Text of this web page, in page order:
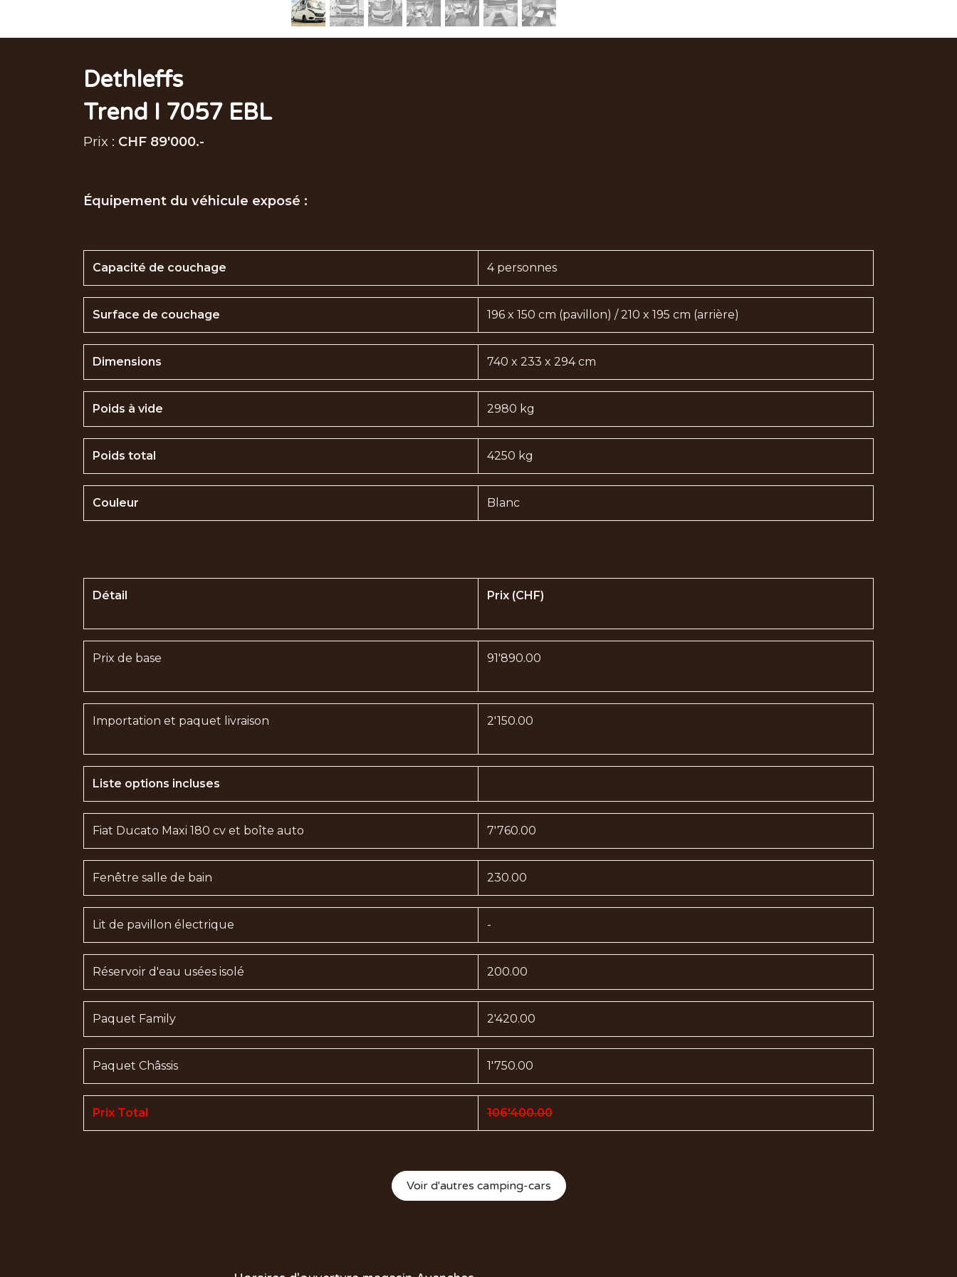
Dethleffs
Trend I 7057 EBL
Prix : CHF 89'000.-
Équipement du véhicule exposé :
Capacité de couchage 4 personnes
Surface de couchage 196 x 150 cm (pavillon) / 210 x 195 cm (arrière)
Dimensions 740 x 233 x 294 cm
Poids à vide 2980 kg
Poids total 4250 kg
Couleur Blanc
Détail Prix (CHF)
Prix de base 91'890.00
Importation et paquet livraison 2'150.00
Liste options incluses
Fiat Ducato Maxi 180 cv et boîte auto 7'760.00
Fenêtre salle de bain 230.00
Lit de pavillon électrique -
Réservoir d'eau usées isolé 200.00
Paquet Family 2'420.00
Paquet Châssis 1'750.00
Prix Total 106'400.00
Voir d'autres camping-cars